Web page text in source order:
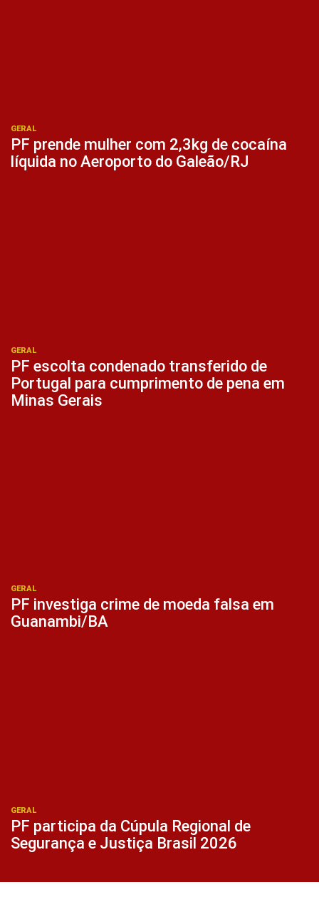
GERAL
PF prende mulher com 2,3kg de cocaína
líquida no Aeroporto do Galeão/RJ
GERAL
PF escolta condenado transferido de
Portugal para cumprimento de pena em
Minas Gerais
GERAL
PF investiga crime de moeda falsa em
Guanambi/BA
GERAL
PF participa da Cúpula Regional de
Segurança e Justiça Brasil 2026